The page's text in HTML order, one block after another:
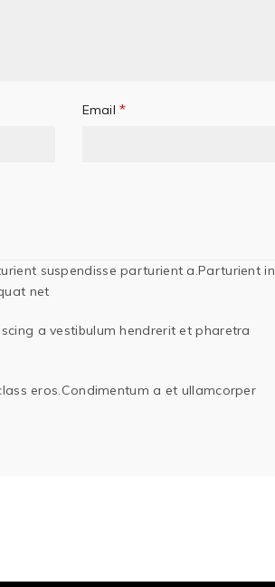
Email*
suspendisse parturient a.Parturient in
net
a vestibulum hendrerit et pharetra
eros.Condimentum a et ullamcorper